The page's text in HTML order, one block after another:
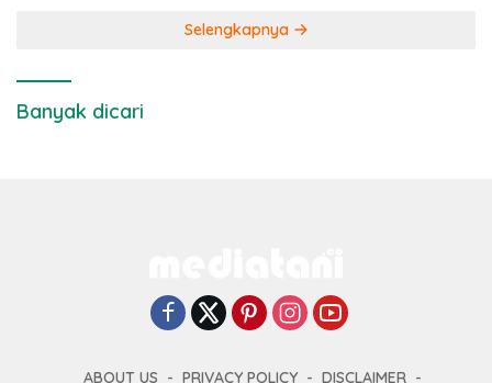
Selengkapnya
Banyak dicari
ABOUT US PRIVACY POLICY DISCLAIMER